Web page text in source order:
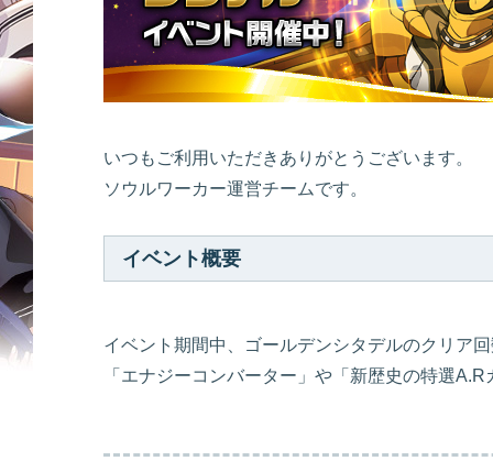
いつもご利用いただきありがとうございます。
ソウルワーカー運営チームです。
イベント概要
イベント期間中、ゴールデンシタデルのクリア
「エナジーコンバーター」や「新歴史の特選